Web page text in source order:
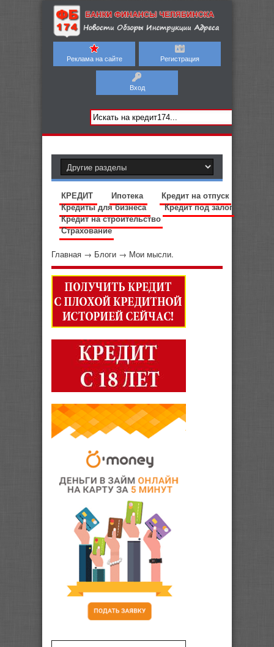
Реклама на сайте Регистрация
Вход
КРЕДИТ Ипотека
Кредит на отпуск
Кредиты для бизнеса
Кредит под залог
Кредит на строительство
Страхование
Главная → Блоги → Мои мысли.